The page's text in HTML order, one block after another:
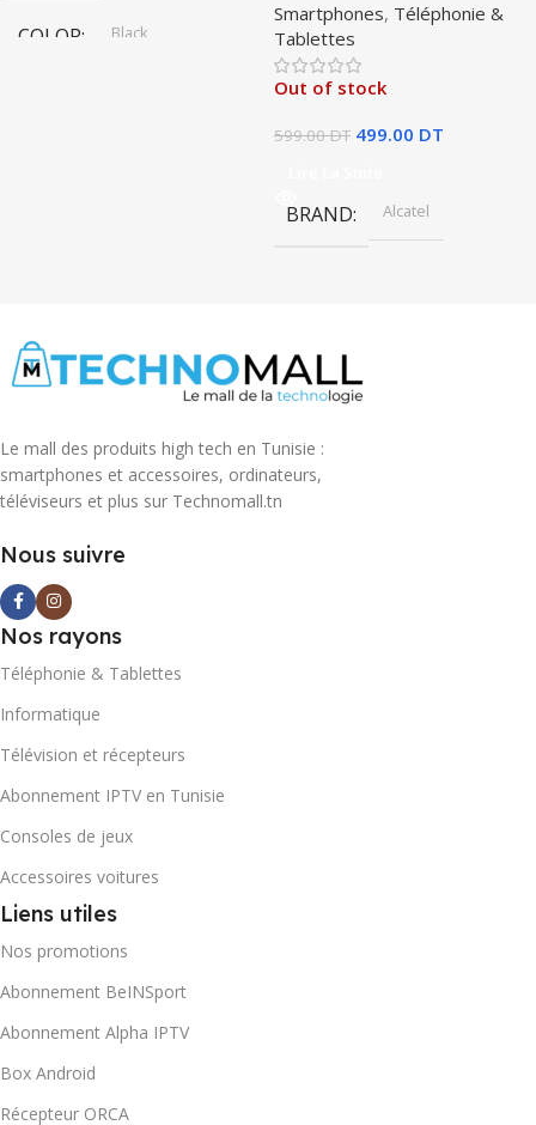
COLOR
Black
Smartphones, Téléphonie &
Tablettes
Out of stock
599.00DT 499.00 DT
BRAND Alcatel
Le mall des produits high tech en Tunisie :
smartphones et accessoires, ordinateurs,
téléviseurs et plus sur Technomall.tn
Nous suivre
Nos rayons
Téléphonie & Tablettes
Informatique
Télévision et récepteurs
Abonnement IPTV en Tunisie
Consoles de jeux
Accessoires voitures
Liens utiles
Nos promotions
Abonnement BeINSport
Abonnement Alpha IPTV
Box Android
Récepteur ORCA